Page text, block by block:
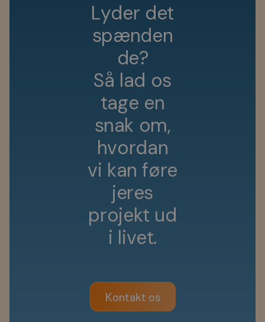
Lyder det
spænden
de?
Så lad os
tage en
snak om,
hvordan
vi kan føre
jeres
projekt ud
i livet.
Kontakt os